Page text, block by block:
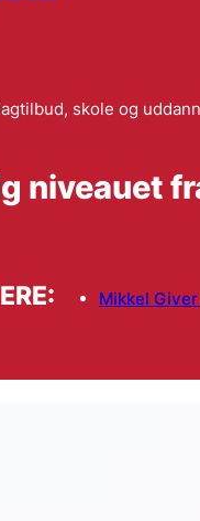
skole og
niveauet
Mikkel